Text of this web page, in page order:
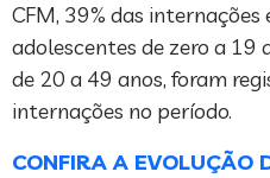
CFM, 39% das
adolescentes de zero a 19
de 20 a 49 anos, foram
internações no período.
CONFIRA A EVOLUÇÃO